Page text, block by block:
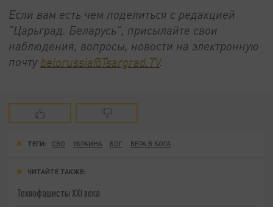
Если вам есть чем поделиться с редакцией
"Царьград. Беларусь", присылайте свои
наблюдения, вопросы, новости на электронную
почту belorussia@Tsargrad.TV.
ТЕГИ: СВО УКРАИНА БОГ ВЕРА В БОГА
ЧИТАЙТЕ ТАКЖЕ:
Технофашисты XXI века